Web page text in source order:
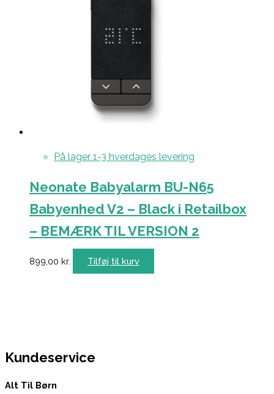
På lager 1-3 hverdages levering
Neonate Babyalarm BU-N65
Babyenhed V2 – Black i Retailbox
– BEMÆRK TIL VERSION 2
899,00 kr. Tilføj til kurv
Kundeservice
Alt Til Børn